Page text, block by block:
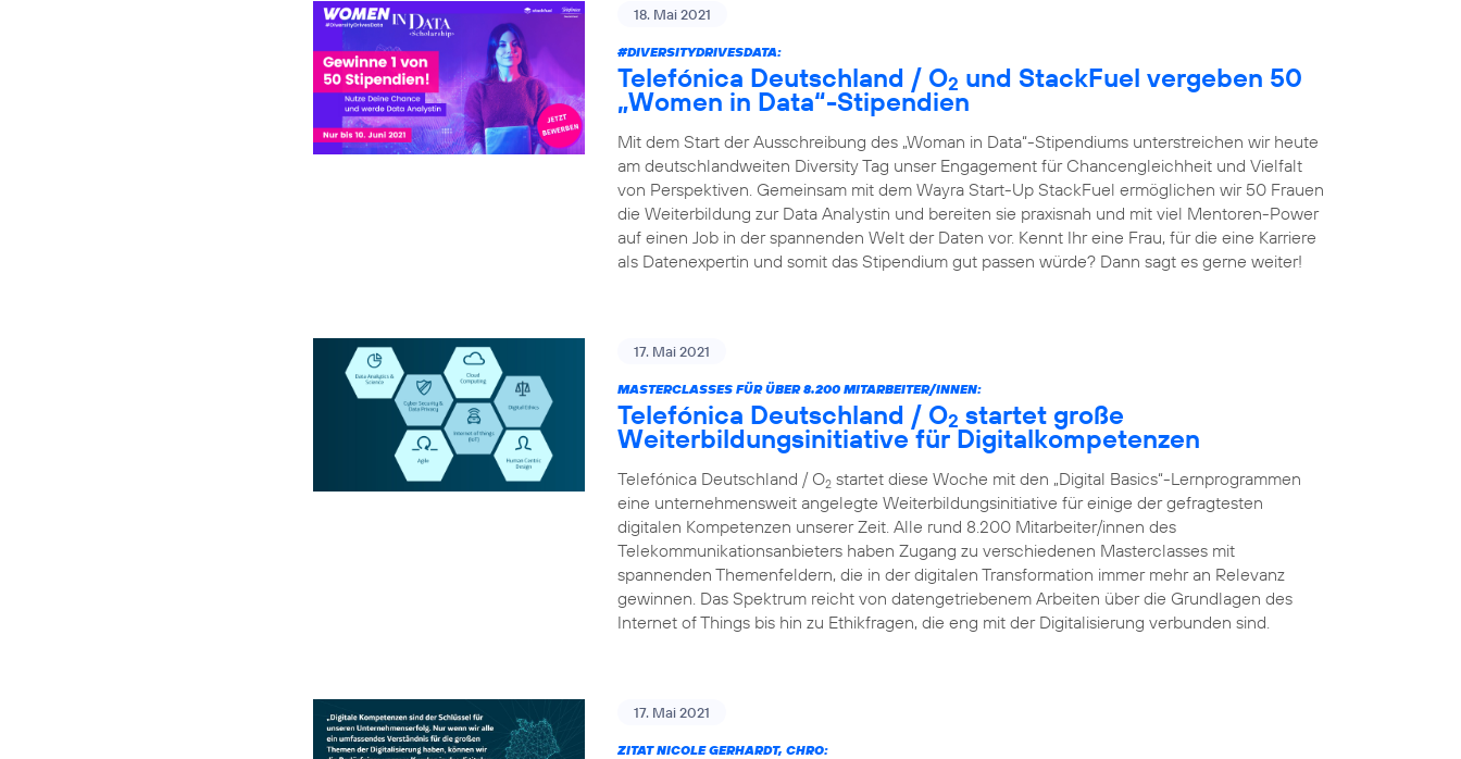
18. Mai 2021
#DIVERSITYDRIVESDATA:
Telefónica Deutschland / O2 und StackFuel vergeben 50
„Women in Data“-Stipendien
Mit dem Start der Ausschreibung des „Woman in Data“-Stipendiums unterstreichen wir heute
am deutschlandweiten Diversity Tag unser Engagement für Chancengleichheit und Vielfalt
von Perspektiven. Gemeinsam mit dem Wayra Start-Up StackFuel ermöglichen wir 50 Frauen
die Weiterbildung zur Data Analystin und bereiten sie praxisnah und mit viel Mentoren-Power
auf einen Job in der spannenden Welt der Daten vor. Kennt Ihr eine Frau, für die eine Karriere
als Datenexpertin und somit das Stipendium gut passen würde? Dann sagt es gerne weiter!
17. Mai 2021
MASTERCLASSES FÜR ÜBER 8.200 MITARBEITER/INNEN:
Telefónica Deutschland / O2 startet große
Weiterbildungsinitiative für Digitalkompetenzen
Telefónica Deutschland / O2 startet diese Woche mit den „Digital Basics“-Lernprogrammen
eine unternehmensweit angelegte Weiterbildungsinitiative für einige der gefragtesten
digitalen Kompetenzen unserer Zeit. Alle rund 8.200 Mitarbeiter/innen des
Telekommunikationsanbieters haben Zugang zu verschiedenen Masterclasses mit
spannenden Themenfeldern, die in der digitalen Transformation immer mehr an Relevanz
gewinnen. Das Spektrum reicht von datengetriebenem Arbeiten über die Grundlagen des
Internet of Things bis hin zu Ethikfragen, die eng mit der Digitalisierung verbunden sind.
17. Mai 2021
ZITAT NICOLE GERHARDT, CHRO: